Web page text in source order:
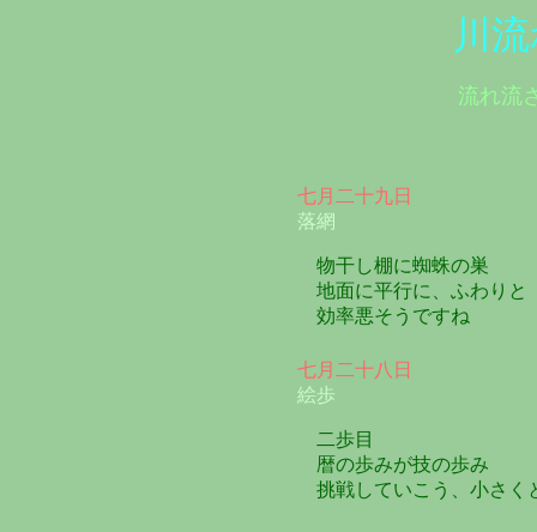
川
流れ流
七月二十九日
落網
物干し棚に蜘蛛の巣
地面に平行に、ふわりと
効率悪そうですね
七月二十八日
絵歩
二歩目
暦の歩みが技の歩み
挑戦していこう、小さく